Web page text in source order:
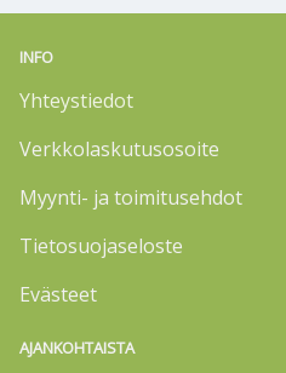
INFO
Yhteystiedot
Verkkolaskutusosoite
Myynti- ja toimitusehdot
Tietosuojaseloste
Evästeet
AJANKOHTAISTA